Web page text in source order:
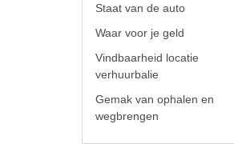
Staat van de auto
Waar voor je geld
Vindbaarheid locatie
verhuurbalie
Gemak van ophalen en
wegbrengen